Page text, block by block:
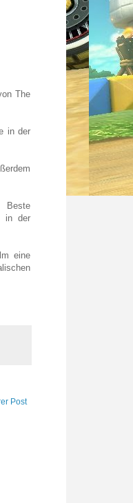
The
in der
Beste
in der
eine
Post